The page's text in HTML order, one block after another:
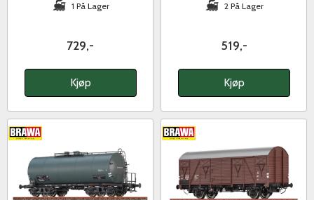
1 På Lager
729,-
Kjøp
2 På Lager
519,-
Kjøp